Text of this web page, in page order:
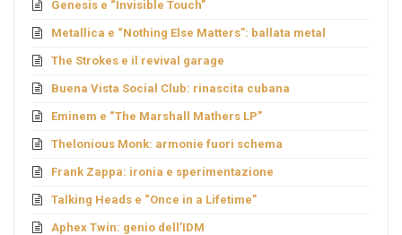
Genesis e “Invisible Touch”
Metallica e “Nothing Else Matters”: ballata metal
The Strokes e il revival garage
Buena Vista Social Club: rinascita cubana
Eminem e “The Marshall Mathers LP”
Thelonious Monk: armonie fuori schema
Frank Zappa: ironia e sperimentazione
Talking Heads e “Once in a Lifetime”
Aphex Twin: genio dell’IDM